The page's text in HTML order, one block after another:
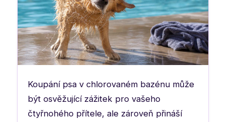
Koupání psa v chlorovaném bazénu může
být osvěžující zážitek pro vašeho
čtyřnohého přítele, ale zároveň přináší